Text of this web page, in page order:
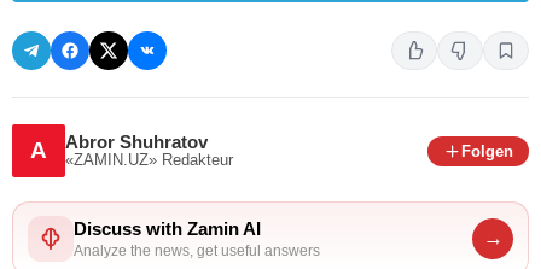
A Abror Shuhratov
«ZAMIN.UZ» Redakteur
Folgen
Discuss with Zamin AI
Analyze the news, get useful answers
→